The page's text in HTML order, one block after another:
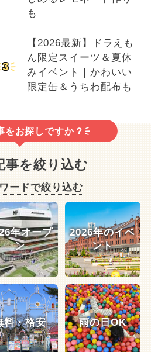
も
3
【2026最新】ドラえも
ん限定スイーツ＆夏休
みイベント｜かわいい
限定缶＆うちわ配布も
をお探しですか？
事を絞り込む
ードで絞り込む
年オープ
ン
2026年のイベ
ント
料・格安 雨の日OK